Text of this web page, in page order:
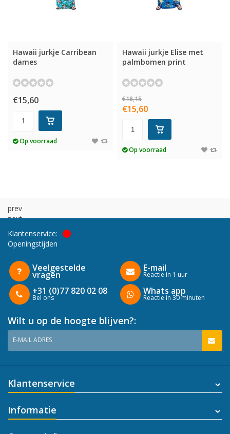
Hawaii jurkje Carribean
dames
€15,60
Op voorraad
Hawaii jurkje Elise met
palmbomen print
€18,15
€15,60
Op voorraad
prev
next
Klantenservice:
Openingstijden
Veelgestelde
vragen
+31 (0)77 820 02 08
Bel ons
E-mail
Reactie in 1 uur
Whats app
Reactie in 30 minuten
Wilt u op de hoogte blijven?:
E-MAIL ADRES
Klantenservice
Informatie